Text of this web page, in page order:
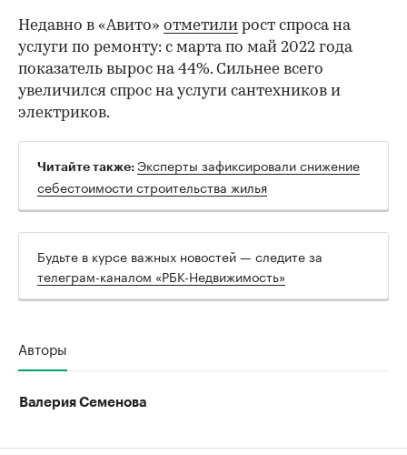
Недавно в «Авито» отметили рост спроса на
услуги по ремонту: с марта по май 2022 года
показатель вырос на 44%. Сильнее всего
увеличился спрос на услуги сантехников и
электриков.
Читайте также: Эксперты зафиксировали снижение
себестоимости строительства жилья
Будьте в курсе важных новостей — следите за
телеграм-каналом «РБК-Недвижимость»
Авторы
Валерия Семенова